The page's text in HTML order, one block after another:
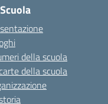
della scuola
della scuola